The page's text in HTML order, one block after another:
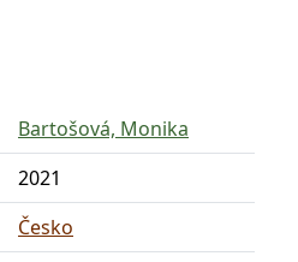
Bartošová, Monika
2021
Česko